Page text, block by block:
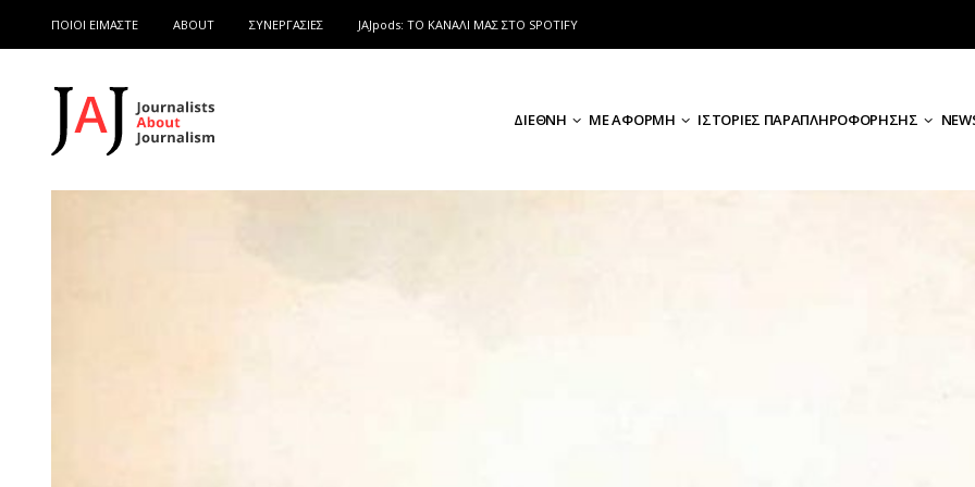
ΠΟΙΟΙ ΕΙΜΑΣΤΕ ABOUT ΣΥΝΕΡΓΑΣΙΕΣ JAJpods: TO ΚΑΝΑΛΙ ΜΑΣ ΣΤΟ SPOTIFY
ΔΙΕΘΝΗ ΜΕ ΑΦΟΡΜΗ ΙΣΤΟΡΙΕΣ ΠΑΡΑΠΛΗΡΟΦΟΡΗΣΗΣ